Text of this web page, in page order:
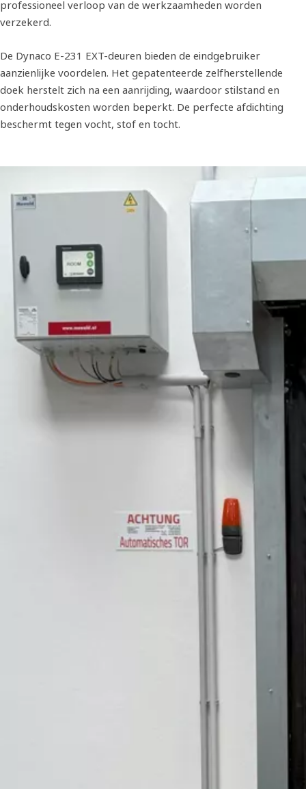
professioneel verloop van de werkzaamheden worden
verzekerd.
De Dynaco E-231 EXT-deuren bieden de eindgebruiker
aanzienlijke voordelen. Het gepatenteerde zelfherstellende
doek herstelt zich na een aanrijding, waardoor stilstand en
onderhoudskosten worden beperkt. De perfecte afdichting
beschermt tegen vocht, stof en tocht.